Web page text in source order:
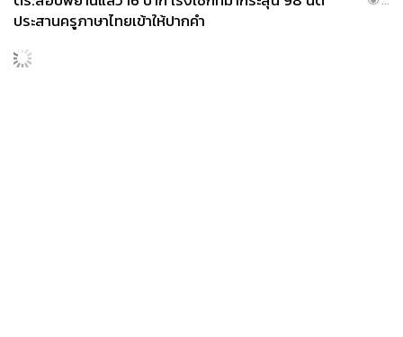
ประสานครูภาษาไทยเข้าให้ปากคำ